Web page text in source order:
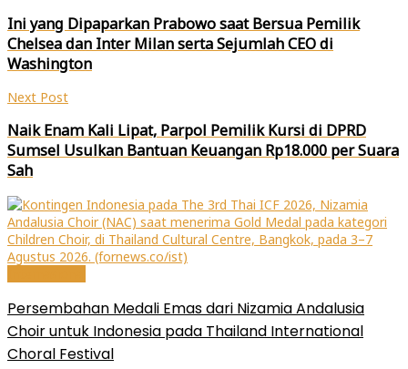
Ini yang Dipaparkan Prabowo saat Bersua Pemilik
Chelsea dan Inter Milan serta Sejumlah CEO di
Washington
Next Post
Naik Enam Kali Lipat, Parpol Pemilik Kursi di DPRD
Sumsel Usulkan Bantuan Keuangan Rp18.000 per Suara
Sah
Persembahan Medali Emas dari Nizamia Andalusia
Choir untuk Indonesia pada Thailand International
Choral Festival